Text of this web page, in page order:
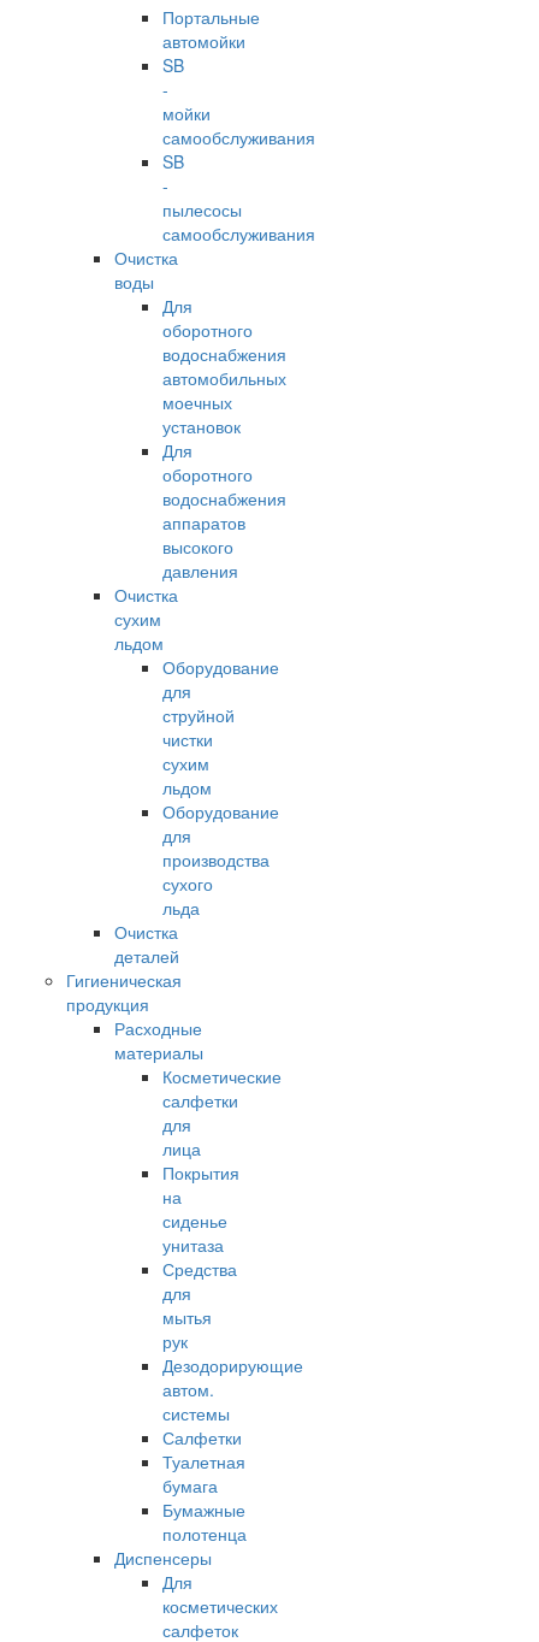
Портальные
автомойки
SB
-
мойки
самообслуживания
SB
-
пылесосы
самообслуживания
Очистка
воды
Для
оборотного
водоснабжения
автомобильных
моечных
установок
Для
оборотного
водоснабжения
аппаратов
высокого
давления
Очистка
сухим
льдом
Оборудование
для
струйной
чистки
сухим
льдом
Оборудование
для
производства
сухого
льда
Очистка
деталей
Гигиеническая
продукция
Расходные
материалы
Косметические
салфетки
для
лица
Покрытия
на
сиденье
унитаза
Средства
для
мытья
рук
Дезодорирующие
автом.
системы
Салфетки
Туалетная
бумага
Бумажные
полотенца
Диспенсеры
Для
косметических
салфеток